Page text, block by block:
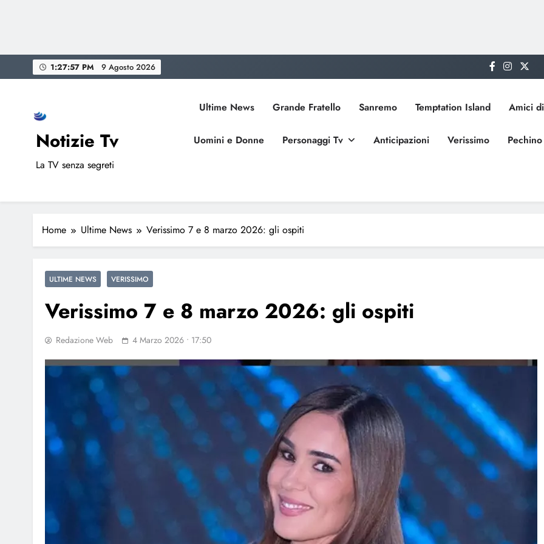
to
1:27:58 PM 9 Agosto 2026
Notizie Tv
La TV senza segreti
Ultime News Grande Fratello Sanremo Temptation Island Amici
Uomini e Donne Personaggi Tv Anticipazioni Verissimo
Home Ultime News Verissimo 7 e 8 marzo 2026: gli ospiti
ULTIME NEWS VERISSIMO
Verissimo 7 e 8 marzo 2026: gli ospiti
Redazione Web 4 Marzo 2026 • 17:50